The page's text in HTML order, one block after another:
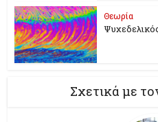
Θεωρία
Σχετικά με